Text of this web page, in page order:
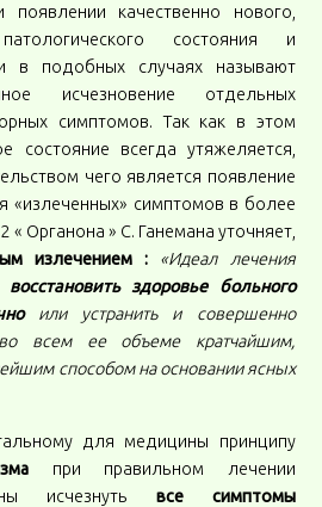
появлении качественно нового,
состояния и
в подобных случаях называют
исчезновение отдельных
симптомов. Так как в этом
состояние всегда утяжеляется,
чего является появление
«излеченных» симптомов в более
Органона » С. Ганемана уточняет,
излечением :
«Идеал лечения
восстановить здоровье больного
или устранить и совершенно
во всем ее объеме кратчайшим,
способом на основании ясных
для медицины принципу
при правильном лечении
исчезнуть все симптомы